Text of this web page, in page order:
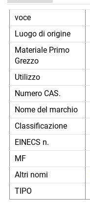
voce
Luogo di origine
Materiale Primo
Grezzo
Utilizzo
Numero CAS.
Nome del marchio
Classificazione
EINECS n.
MF
Altri nomi
TIPO